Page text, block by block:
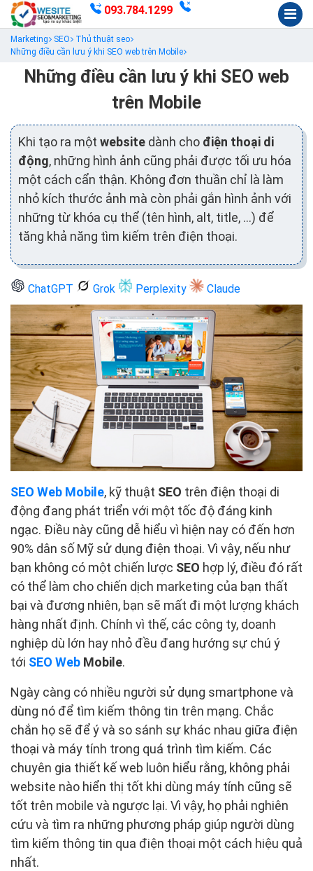
093.784.1299
Marketing SEO
Thủ thuật seo
Những điều cần lưu ý khi SEO web trên Mobile
Những điều cần lưu ý khi SEO web
trên Mobile
Khi tạo ra một website dành cho điện thoại di
động, những hình ảnh cũng phải được tối ưu hóa
một cách cẩn thận. Không đơn thuần chỉ là làm
nhỏ kích thước ảnh mà còn phải gắn hình ảnh với
những từ khóa cụ thể (tên hình, alt, title, …) để
tăng khả năng tìm kiếm trên điện thoại.
ChatGPT Grok Perplexity Claude
SEO Web Mobile, kỹ thuật SEO trên điện thoại di
động đang phát triển với một tốc độ đáng kinh
ngạc. Điều này cũng dễ hiểu vì hiện nay có đến hơn
90% dân số Mỹ sử dụng điện thoại. Vì vậy, nếu như
bạn không có một chiến lược SEO hợp lý, điều đó rất
có thể làm cho chiến dịch marketing của bạn thất
bại và đương nhiên, bạn sẽ mất đi một lượng khách
hàng nhất định. Chính vì thế, các công ty, doanh
nghiệp dù lớn hay nhỏ đều đang hướng sự chú ý
tới SEO Web Mobile.
Ngày càng có nhiều người sử dụng smartphone và
dùng nó để tìm kiếm thông tin trên mạng. Chắc
chắn họ sẽ để ý và so sánh sự khác nhau giữa điện
thoại và máy tính trong quá trình tìm kiếm. Các
chuyên gia thiết kế web luôn hiểu rằng, không phải
website nào hiển thị tốt khi dùng máy tính cũng sẽ
tốt trên mobile và ngược lại. Vì vậy, họ phải nghiên
cứu và tìm ra những phương pháp giúp người dùng
tìm kiếm thông tin qua điện thoại một cách hiệu quả
nhất.